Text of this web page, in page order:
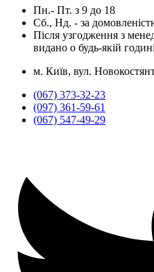
Пн.- Пт. з 9 до 18
Сб., Нд. - за
Після узгодження з
видано о будь-якій
м. Київ, вул.
(067) 373-32-23
(097) 361-59-61
(067) 547-49-29